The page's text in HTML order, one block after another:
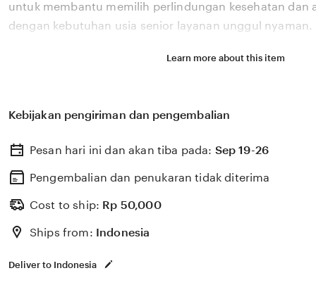
untuk membantu memilih perlindungan kesehatan dan
dengan kebutuhan usia senior layanan unggul nyaman.
Situs IMO388 layanan nyaman modern terbaru Seniors
dengan kebutuhan usia senior layanan unggul nyaman.
Learn more about this item
Kebijakan pengiriman dan pengembalian
Pesan hari ini dan akan tiba pada: Sep 19-26
Pengembalian dan penukaran tidak diterima
Cost to ship: Rp 50,000
Ships from: Indonesia
Deliver to Indonesia